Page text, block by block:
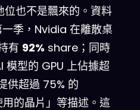
也不是飄來的。資料
季，Nvidia 在離散桌
有 92% share；同時
模型的 GPU 上佔據超
供超過 75% 的
的晶片」等描述。這